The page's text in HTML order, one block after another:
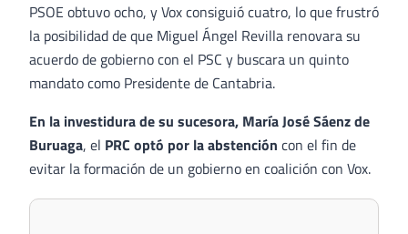
PSOE obtuvo ocho, y Vox consiguió cuatro, lo que frustró
la posibilidad de que Miguel Ángel Revilla renovara su
acuerdo de gobierno con el PSC y buscara un quinto
mandato como Presidente de Cantabria.
En la investidura de su sucesora, María José Sáenz de
Buruaga, el PRC optó por la abstención con el fin de
evitar la formación de un gobierno en coalición con Vox.